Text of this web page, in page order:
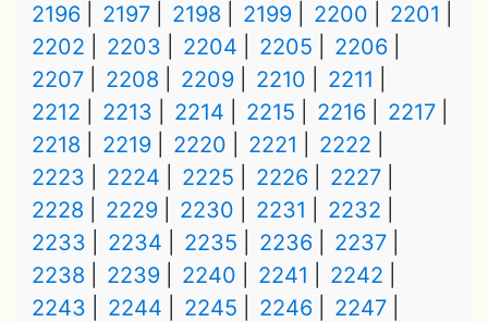
2196
2197 2198 2199 2200
2201
2202
2203 2204 2205
2206
2207
2208 2209 2210
2211
2212
2213 2214 2215 2216
2217
2218
2219 2220 2221
2222
2223
2224 2225 2226
2227
2228
2229 2230 2231
2232
2233
2234 2235 2236
2237
2238
2239 2240 2241
2242
2243
2244 2245 2246
2247